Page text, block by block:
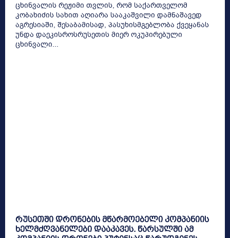
ცხინვალის რეჟიმი თვლის, რომ საქართველომ
კობახიძის სახით აღიარა სააკაშვილი დამნაშავედ
აგრესიაში, შესაბამისად, პასუხისმგებლობა ქვეყანას
უნდა დაეკისროსრუსეთის მიერ ოკუპირებული
ცხინვალი...
რუსეთში დრონების მწარმოებელი კომპანიის
ხელმძღვანელები დააკავეს. წარსულში ამ